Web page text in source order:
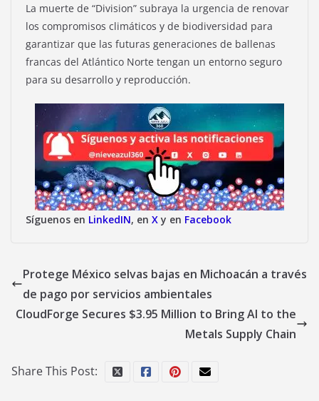
La muerte de “Division” subraya la urgencia de renovar
los compromisos climáticos y de biodiversidad para
garantizar que las futuras generaciones de ballenas
francas del Atlántico Norte tengan un entorno seguro
para su desarrollo y reproducción.
Síguenos en LinkedIN, en X y en Facebook
Protege México selvas bajas en Michoacán a través
de pago por servicios ambientales
CloudForge Secures $3.95 Million to Bring AI to the
Metals Supply Chain
Share This Post: